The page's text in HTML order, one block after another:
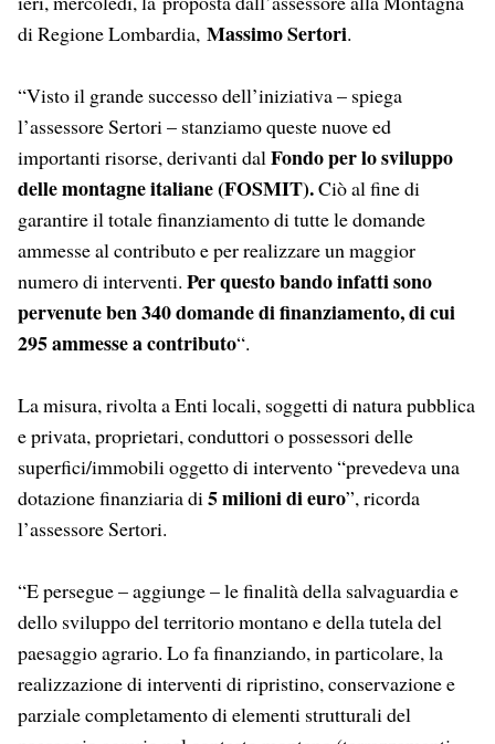
di Regione Lombardia, Massimo Sertori.
“Visto il grande successo dell’iniziativa – spiega
l’assessore Sertori – stanziamo queste nuove ed
importanti risorse, derivanti dal Fondo per lo sviluppo
delle montagne italiane (FOSMIT).Ciò al fine di
garantire il totale finanziamento di tutte le domande
ammesse al contributo e per realizzare un maggior
numero di interventi. Per questo bando infatti sono
pervenute ben 340 domande di finanziamento, di cui
295 ammesse a contributo“.
La misura, rivolta a Enti locali, soggetti di natura pubblica
e privata, proprietari, conduttori o possessori delle
superfici/immobili oggetto di intervento “prevedeva una
dotazione finanziaria di 5 milioni di euro”, ricorda
l’assessore Sertori.
“E persegue – aggiunge – le finalità della salvaguardia e
dello sviluppo del territorio montano e della tutela del
paesaggio agrario. Lo fa finanziando, in particolare, la
realizzazione di interventi di ripristino, conservazione e
parziale completamento di elementi strutturali del